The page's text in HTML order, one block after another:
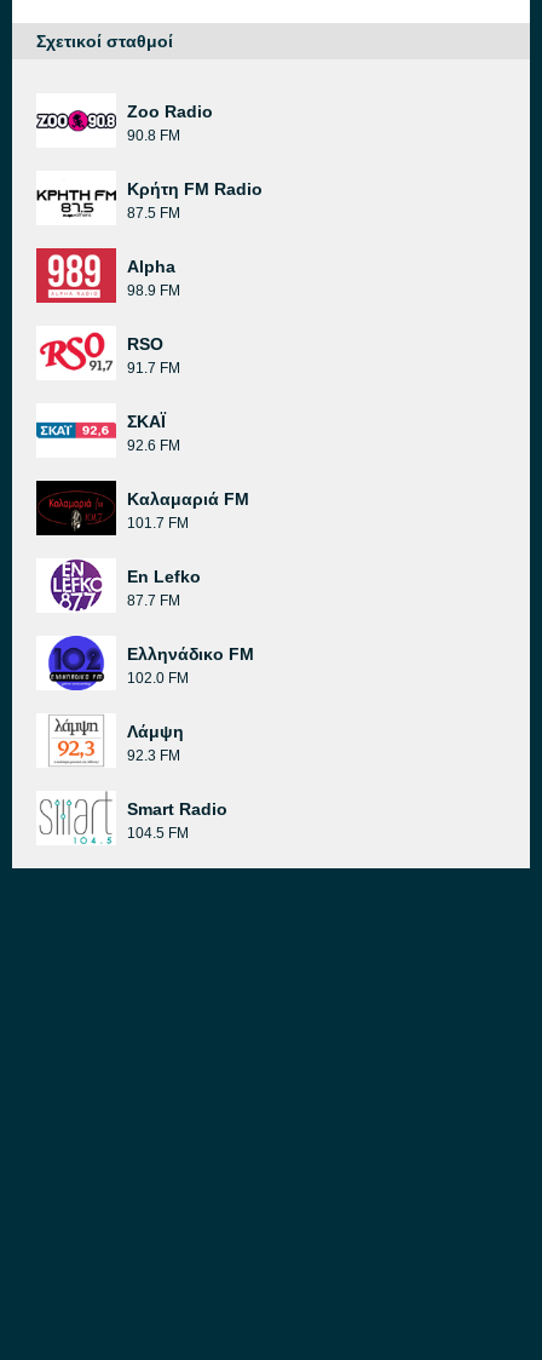
Σχετικοί σταθμοί
Zoo Radio
90.8 FM
Κρήτη FM Radio
87.5 FM
Alpha
98.9 FM
RSO
91.7 FM
ΣΚΑΪ
92.6 FM
Καλαμαριά FM
101.7 FM
En Lefko
87.7 FM
Ελληνάδικο FM
102.0 FM
Λάμψη
92.3 FM
Smart Radio
104.5 FM